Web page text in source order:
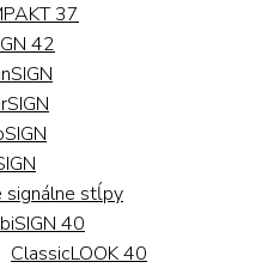
37
42
signálne stĺpy
40
ClassicLOOK 40